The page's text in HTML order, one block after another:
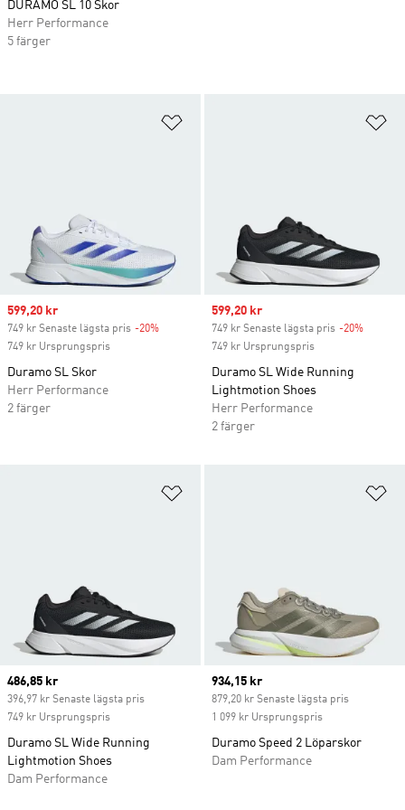
Sale price
599,20 kr
749 kr Senaste lägsta pris -20%
749 kr Ursprungspris
Duramo SL Skor
Herr Performance
2 färger
Sale price
599,20 kr
749 kr Senaste lägsta pris -20%
749 kr Ursprungspris
Duramo SL Wide Running
Lightmotion Shoes
Herr Performance
2 färger
Current price
486,85 kr
396,97 kr Senaste lägsta pris
749 kr Ursprungspris
Duramo SL Wide Running
Lightmotion Shoes
Dam Performance
Current price
934,15 kr
879,20 kr Senaste lägsta pris
1 099 kr Ursprungspris
Duramo Speed 2 Löparskor
Dam Performance
DURAMO SL 10 Skor
Herr Performance
5 färger